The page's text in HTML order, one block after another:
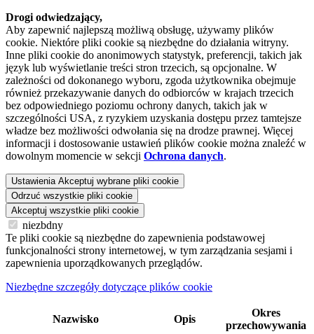
Drogi odwiedzający,
Aby zapewnić najlepszą możliwą obsługę, używamy plików
cookie. Niektóre pliki cookie są niezbędne do działania witryny.
Inne pliki cookie do anonimowych statystyk, preferencji, takich jak
język lub wyświetlanie treści stron trzecich, są opcjonalne. W
zależności od dokonanego wyboru, zgoda użytkownika obejmuje
również przekazywanie danych do odbiorców w krajach trzecich
bez odpowiedniego poziomu ochrony danych, takich jak w
szczególności USA, z ryzykiem uzyskania dostępu przez tamtejsze
władze bez możliwości odwołania się na drodze prawnej. Więcej
informacji i dostosowanie ustawień plików cookie można znaleźć w
dowolnym momencie w sekcji Ochrona danych.
Ustawienia Akceptuj wybrane pliki cookie
Odrzuć wszystkie pliki cookie
Akceptuj wszystkie pliki cookie
niezbdny
Te pliki cookie są niezbędne do zapewnienia podstawowej
funkcjonalności strony internetowej, w tym zarządzania sesjami i
zapewnienia uporządkowanych przeglądów.
Niezbędne szczegóły dotyczące plików cookie
Nazwisko Opis
Okres
przechowywania